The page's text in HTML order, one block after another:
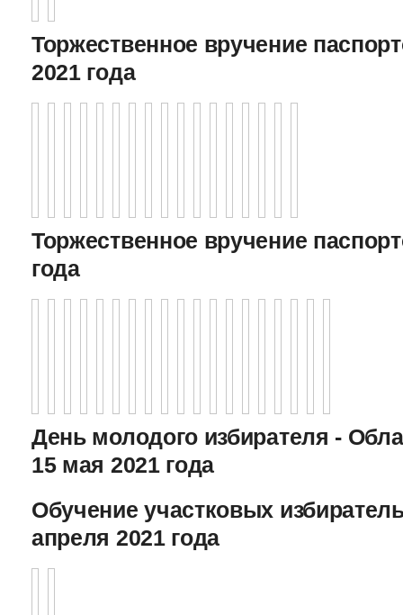
Торжественное вручение
2021 года
Торжественное вручение
года
День молодого избирателя -
15 мая 2021 года
Обучение участковых
апреля 2021 года